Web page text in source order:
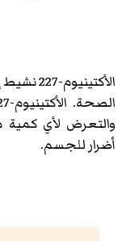
الصحة. الأكتينيوم-227 يشبه
أضرار للجسم.